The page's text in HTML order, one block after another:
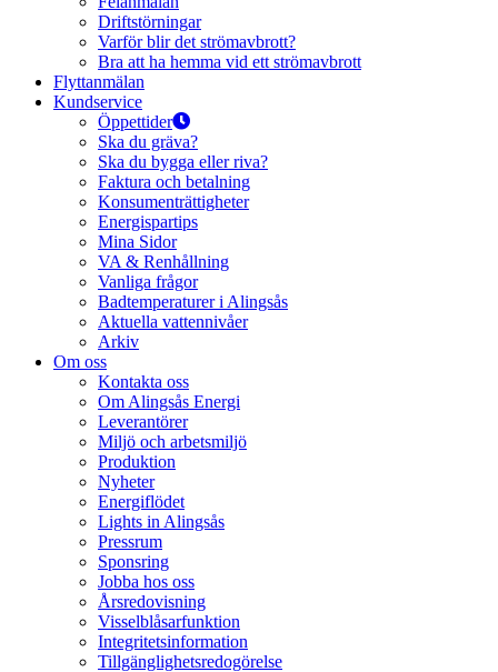
Driftstörningar
Varför blir det strömavbrott?
Bra att ha hemma vid ett strömavbrott
Flyttanmälan
Kundservice
Öppettider
Ska du gräva?
Ska du bygga eller riva?
Faktura och betalning
Konsumenträttigheter
Energispartips
Mina Sidor
VA & Renhållning
Vanliga frågor
Badtemperaturer i Alingsås
Aktuella vattennivåer
Arkiv
Om oss
Kontakta oss
Om Alingsås Energi
Leverantörer
Miljö och arbetsmiljö
Produktion
Nyheter
Energiflödet
Lights in Alingsås
Pressrum
Sponsring
Jobba hos oss
Årsredovisning
Visselblåsarfunktion
Integritetsinformation
Tillgänglighetsredogörelse